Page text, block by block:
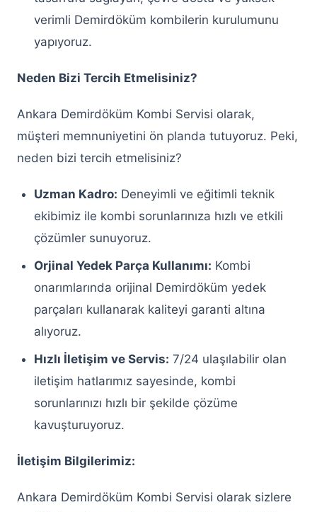
Servisi
Keçiören Profilo Çamaşır Makinesi
Keçiören Vestel Çamaşır Makinesi
Servisi
Servisi
Keçiören Siemens Çamaşır Makinesi
Servisi
Keçiören Buzdolabı Servisi
Keçiören Arçelik Buzdolabı Servisi
Keçiören Vestel Buzdolabı Servisi
Keçiören Siemens Buzdolabı Servisi
Keçiören Altus Buzdolabı Servisi
verimli Demirdöküm kombilerin kurulumunu
yapıyoruz.
Neden Bizi Tercih Etmelisiniz?
Ankara Demirdöküm Kombi Servisi olarak,
müşteri memnuniyetini ön planda tutuyoruz. Peki,
neden bizi tercih etmelisiniz?
Uzman Kadro: Deneyimli ve eğitimli teknik
ekibimiz ile kombi sorunlarınıza hızlı ve etkili
çözümler sunuyoruz.
Orjinal Yedek Parça Kullanımı: Kombi
onarımlarında orijinal Demirdöküm yedek
parçaları kullanarak kaliteyi garanti altına
alıyoruz.
Hızlı İletişim ve Servis: 7/24 ulaşılabilir olan
iletişim hatlarımız sayesinde, kombi
sorunlarınızı hızlı bir şekilde çözüme
kavuşturuyoruz.
İletişim Bilgilerimiz:
Ankara Demirdöküm Kombi Servisi olarak sizlere